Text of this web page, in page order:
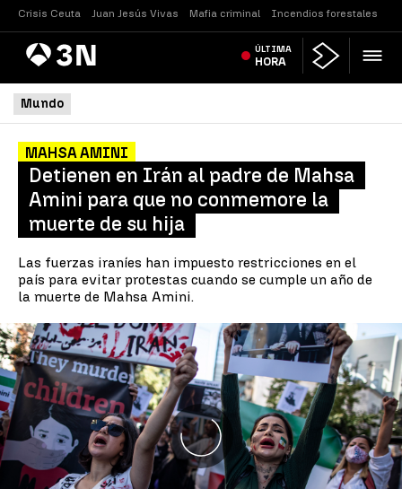
Crisis Ceuta Juan Jesús Vivas Mafia criminal Incendios forestales
AntenaNoticias ÚLTIMA
HORA
Mundo
MAHSA AMINI
Detienen en Irán al padre de Mahsa
Amini para que no conmemore la
muerte de su hija
Las fuerzas iraníes han impuesto restricciones en el
país para evitar protestas cuando se cumple un año de
la muerte de Mahsa Amini.